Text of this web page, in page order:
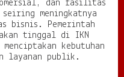
dan fasilitas
meningkatnya
bisnis. Pemerintah
tinggal di IKN
kebutuhan
layanan publik.